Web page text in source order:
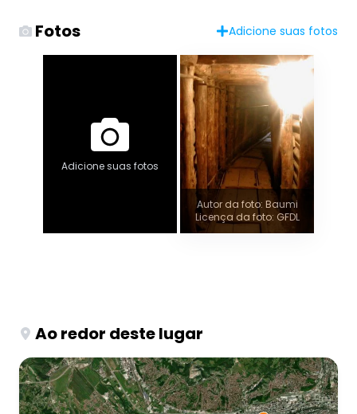
Fotos Adicione suas fotos
Adicione suas fotos
Autor da foto: Baumi
Licença da foto: GFDL
Ao redor deste lugar